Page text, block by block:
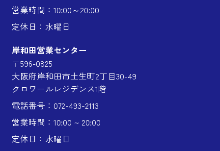
営業時間：10:00～20:00
定休日：水曜日
岸和田営業センター
〒596-0825
大阪府岸和田市土生町2丁目30-49
クロワールレジデンス1階
電話番号：072-493-2113
営業時間：10:00 ~ 20:00
定休日：水曜日